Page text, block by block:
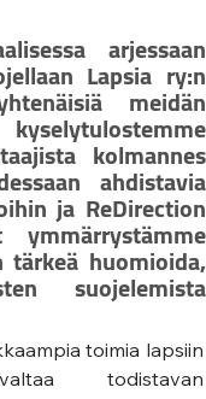
arjessaan
Lapsia ry:n
meidän
kolmannes
ahdistavia
ja ReDirection
huomioida,
suojelemista
toimia lapsiin
todistavan